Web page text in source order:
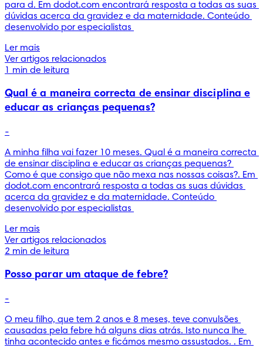
para d. Em dodot.com encontrará resposta a todas as suas
dúvidas acerca da gravidez e da maternidade. Conteúdo
desenvolvido por especialistas
Ler mais
Ver artigos relacionados
1 min de leitura
Qual é a maneira correcta de ensinar disciplina e
educar as crianças pequenas?
-
A minha filha vai fazer 10 meses. Qual é a maneira correcta
de ensinar disciplina e educar as crianças pequenas?
Como é que consigo que não mexa nas nossas coisas?. Em
dodot.com encontrará resposta a todas as suas dúvidas
acerca da gravidez e da maternidade. Conteúdo
desenvolvido por especialistas
Ler mais
Ver artigos relacionados
2 min de leitura
Posso parar um ataque de febre?
-
O meu filho, que tem 2 anos e 8 meses, teve convulsões
causadas pela febre há alguns dias atrás. Isto nunca lhe
tinha acontecido antes e ficámos mesmo assustados. . Em